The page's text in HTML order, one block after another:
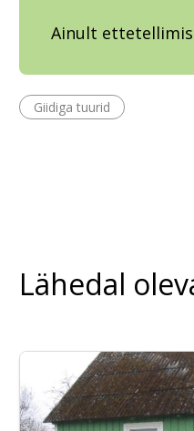
Ainult
Giidiga tuurid
Lähedal